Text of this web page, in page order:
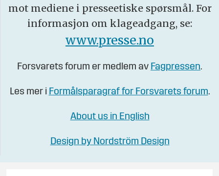
mot mediene i presseetiske spørsmål. For
informasjon om klageadgang, se:
www.presse.no
Forsvarets forum er medlem av Fagpressen.
Les mer i Formålsparagraf for Forsvarets forum.
About us in English
Design by Nordström Design